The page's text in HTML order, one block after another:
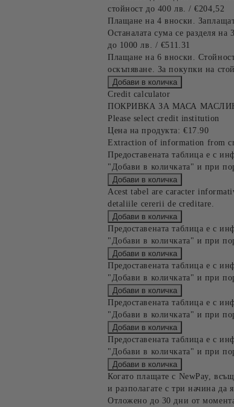
стойност до 400 лв. / €204,52
Плащане на 4 вноски.
Останалата сума се разделя
до 1000 лв. / €511.31
Плащане на 6 вноски.
оскъпяване. За покупки на
Credit calculator
ПОКРИВКА ЗА МАСА
Please select credit institution
Цена на продукта: €17.90
Extraction of information from
Предоставената таблица е с
"Добави в количката" и при
Acest tabel are caracter
detaliile cererii de creditare.
Предоставената таблица е с
"Добави в количката" и при
Предоставената таблица е с
"Добави в количката" и при
Предоставената таблица е с
"Добави в количката" и при
Предоставената таблица е с
"Добави в количката" и при
Когато плащате с NewPay,
и разполагате с три начина да
Отложено до 30 дни от